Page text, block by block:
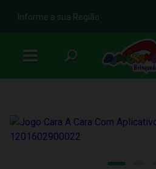
b
Informe a sua Região